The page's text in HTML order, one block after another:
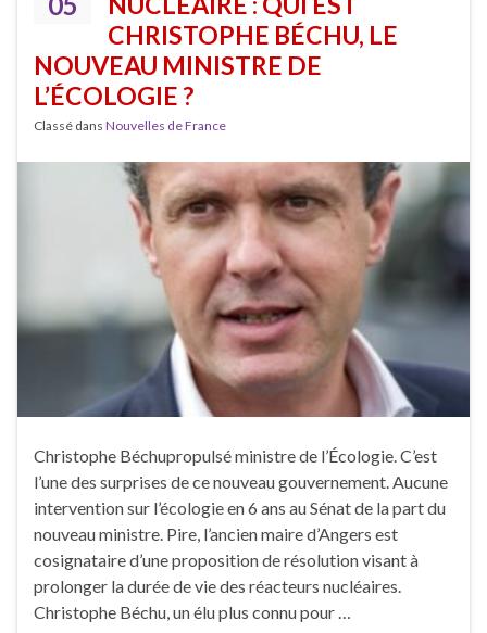
CHRISTOPHE BÉCHU, LE
NOUVEAU MINISTRE DE
L’ÉCOLOGIE ?
Classé dans Nouvelles de France
Christophe Béchupropulsé ministre de l’Écologie. C’est
l’une des surprises de ce nouveau gouvernement. Aucune
intervention sur l’écologie en 6 ans au Sénat de la part du
nouveau ministre. Pire, l’ancien maire d’Angers est
cosignataire d’une proposition de résolution visant à
prolonger la durée de vie des réacteurs nucléaires.
Christophe Béchu, un élu plus connu pour …